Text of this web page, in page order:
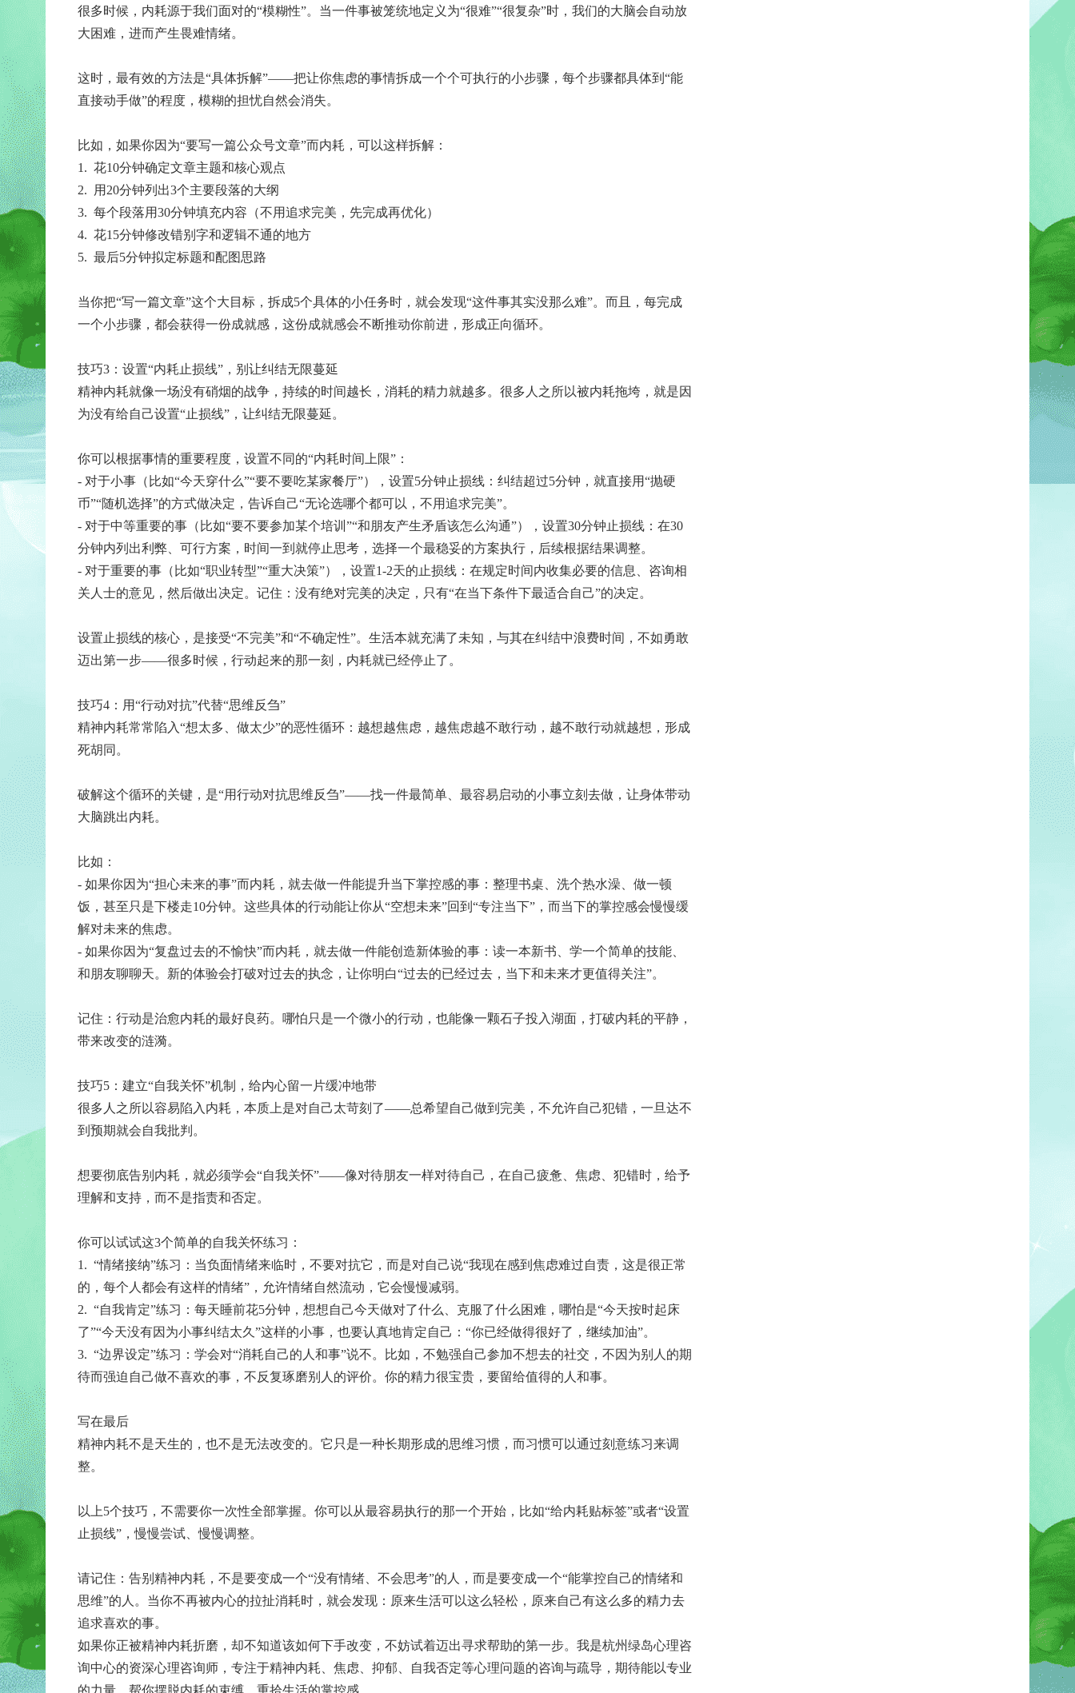
很多时候，内耗源于我们面对的“模糊性”。当一件事被笼统地定义为“很难”“很复杂”时，我们的大脑会自动放
大困难，进而产生畏难情绪。
这时，最有效的方法是“具体拆解”——把让你焦虑的事情拆成一个个可执行的小步骤，每个步骤都具体到“能
直接动手做”的程度，模糊的担忧自然会消失。
比如，如果你因为“要写一篇公众号文章”而内耗，可以这样拆解：
1. 花10分钟确定文章主题和核心观点
2. 用20分钟列出3个主要段落的大纲
3. 每个段落用30分钟填充内容（不用追求完美，先完成再优化）
4. 花15分钟修改错别字和逻辑不通的地方
5. 最后5分钟拟定标题和配图思路
当你把“写一篇文章”这个大目标，拆成5个具体的小任务时，就会发现“这件事其实没那么难”。而且，每完成
一个小步骤，都会获得一份成就感，这份成就感会不断推动你前进，形成正向循环。
技巧3：设置“内耗止损线”，别让纠结无限蔓延
精神内耗就像一场没有硝烟的战争，持续的时间越长，消耗的精力就越多。很多人之所以被内耗拖垮，就是因
为没有给自己设置“止损线”，让纠结无限蔓延。
你可以根据事情的重要程度，设置不同的“内耗时间上限”：
- 对于小事（比如“今天穿什么”“要不要吃某家餐厅”），设置5分钟止损线：纠结超过5分钟，就直接用“抛硬
币”“随机选择”的方式做决定，告诉自己“无论选哪个都可以，不用追求完美”。
- 对于中等重要的事（比如“要不要参加某个培训”“和朋友产生矛盾该怎么沟通”），设置30分钟止损线：在30
分钟内列出利弊、可行方案，时间一到就停止思考，选择一个最稳妥的方案执行，后续根据结果调整。
- 对于重要的事（比如“职业转型”“重大决策”），设置1-2天的止损线：在规定时间内收集必要的信息、咨询相
关人士的意见，然后做出决定。记住：没有绝对完美的决定，只有“在当下条件下最适合自己”的决定。
设置止损线的核心，是接受“不完美”和“不确定性”。生活本就充满了未知，与其在纠结中浪费时间，不如勇敢
迈出第一步——很多时候，行动起来的那一刻，内耗就已经停止了。
技巧4：用“行动对抗”代替“思维反刍”
精神内耗常常陷入“想太多、做太少”的恶性循环：越想越焦虑，越焦虑越不敢行动，越不敢行动就越想，形成
死胡同。
破解这个循环的关键，是“用行动对抗思维反刍”——找一件最简单、最容易启动的小事立刻去做，让身体带动
大脑跳出内耗。
比如：
- 如果你因为“担心未来的事”而内耗，就去做一件能提升当下掌控感的事：整理书桌、洗个热水澡、做一顿
饭，甚至只是下楼走10分钟。这些具体的行动能让你从“空想未来”回到“专注当下”，而当下的掌控感会慢慢缓
解对未来的焦虑。
- 如果你因为“复盘过去的不愉快”而内耗，就去做一件能创造新体验的事：读一本新书、学一个简单的技能、
和朋友聊聊天。新的体验会打破对过去的执念，让你明白“过去的已经过去，当下和未来才更值得关注”。
记住：行动是治愈内耗的最好良药。哪怕只是一个微小的行动，也能像一颗石子投入湖面，打破内耗的平静，
带来改变的涟漪。
技巧5：建立“自我关怀”机制，给内心留一片缓冲地带
很多人之所以容易陷入内耗，本质上是对自己太苛刻了——总希望自己做到完美，不允许自己犯错，一旦达不
到预期就会自我批判。
想要彻底告别内耗，就必须学会“自我关怀”——像对待朋友一样对待自己，在自己疲惫、焦虑、犯错时，给予
理解和支持，而不是指责和否定。
你可以试试这3个简单的自我关怀练习：
1. “情绪接纳”练习：当负面情绪来临时，不要对抗它，而是对自己说“我现在感到焦虑难过自责，这是很正常
的，每个人都会有这样的情绪”，允许情绪自然流动，它会慢慢减弱。
2. “自我肯定”练习：每天睡前花5分钟，想想自己今天做对了什么、克服了什么困难，哪怕是“今天按时起床
了”“今天没有因为小事纠结太久”这样的小事，也要认真地肯定自己：“你已经做得很好了，继续加油”。
3. “边界设定”练习：学会对“消耗自己的人和事”说不。比如，不勉强自己参加不想去的社交，不因为别人的期
待而强迫自己做不喜欢的事，不反复琢磨别人的评价。你的精力很宝贵，要留给值得的人和事。
写在最后
精神内耗不是天生的，也不是无法改变的。它只是一种长期形成的思维习惯，而习惯可以通过刻意练习来调
整。
以上5个技巧，不需要你一次性全部掌握。你可以从最容易执行的那一个开始，比如“给内耗贴标签”或者“设置
止损线”，慢慢尝试、慢慢调整。
请记住：告别精神内耗，不是要变成一个“没有情绪、不会思考”的人，而是要变成一个“能掌控自己的情绪和
思维”的人。当你不再被内心的拉扯消耗时，就会发现：原来生活可以这么轻松，原来自己有这么多的精力去
追求喜欢的事。
如果你正被精神内耗折磨，却不知道该如何下手改变，不妨试着迈出寻求帮助的第一步。我是杭州绿岛心理咨
询中心的资深心理咨询师，专注于精神内耗、焦虑、抑郁、自我否定等心理问题的咨询与疏导，期待能以专业
的力量，帮你摆脱内耗的束缚，重拾生活的掌控感。